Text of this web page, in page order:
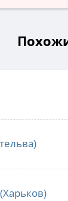
(Харьков)